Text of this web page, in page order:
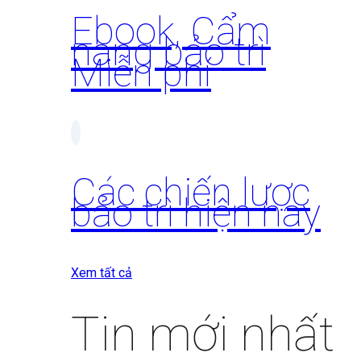
Ebook, Cẩm
nang bảo trì
Miễn phí
Các chiến lược
bảo trì hiện nay
Xem tất cả
Tin mới nhất